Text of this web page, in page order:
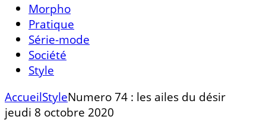
Morpho
Pratique
Série-mode
Société
Style
AccueilStyleNumero 74 : les ailes du désir
jeudi 8 octobre 2020